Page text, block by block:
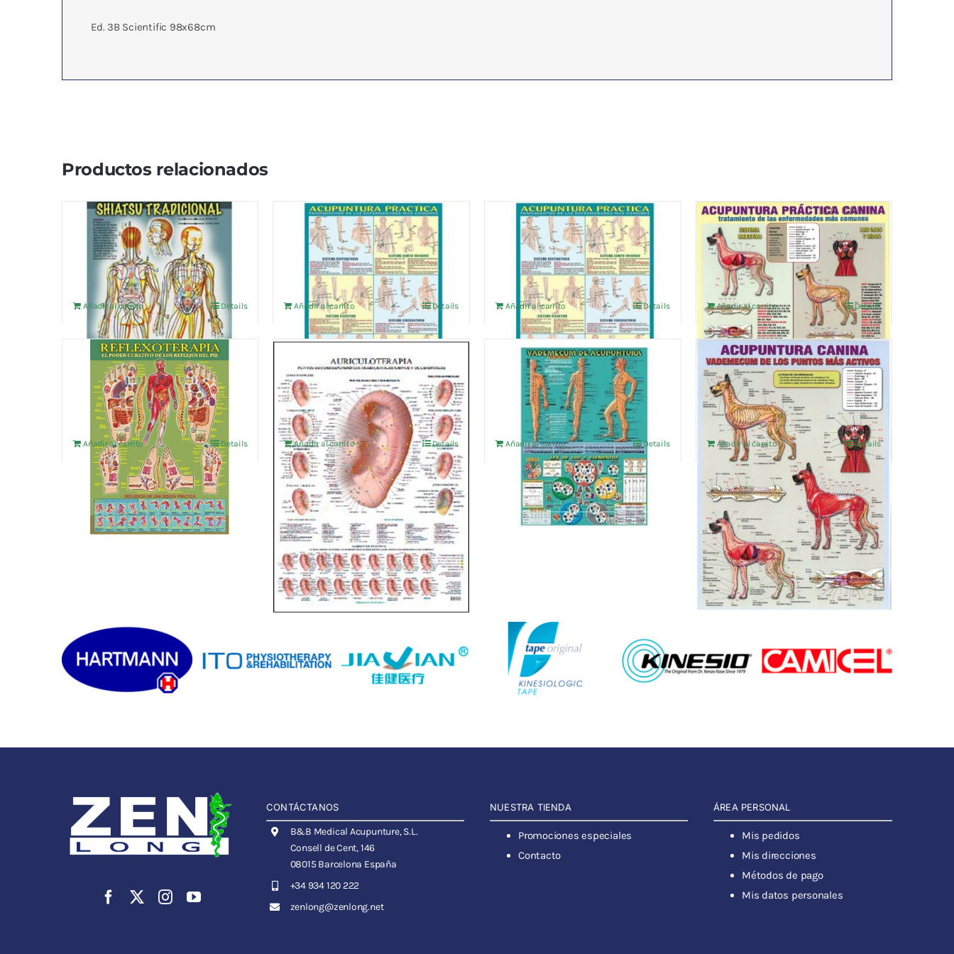
Ed. 3B Scientific 98x68cm
Productos relacionados
SHIATSU TRADICIONAL
4,76€ IVA no incluído
Añadir al carrito Details
ACUPUNTURA PRACTICA
€ IVA no incluído
Añadir al carrito Details
ACUPUNTURA PRACTICA
14,38€ IVA no incluído
Añadir al carrito Details
ACUPUNTURA PRACTICA
CANINA LAMINA PLAST. A4
4,76€ IVA no incluído
Añadir al carrito Details
REFLEXOTERAPIA
IVA no incluído
Añadir al carrito Details
AURICULOTERAPIA
4,76€ IVA no incluído
Añadir al carrito Details
VADEMECUM DE
ACUPUNTURA
IVA no incluído
Añadir al carrito Details
ACUPUNTURA CANINA
LAMINA PLAST.A4
4,76€ IVA no incluído
Añadir al carrito Details
CONTÁCTANOS
B&B Medical Acupunture, S.L.
Consell de Cent, 146
08015 Barcelona España
+34 934 120 222
zenlong@zenlong.net
NUESTRA TIENDA
Promociones especiales
Contacto
ÁREA PERSONAL
Mis pedidos
Mis direcciones
Métodos de pago
Mis datos personales